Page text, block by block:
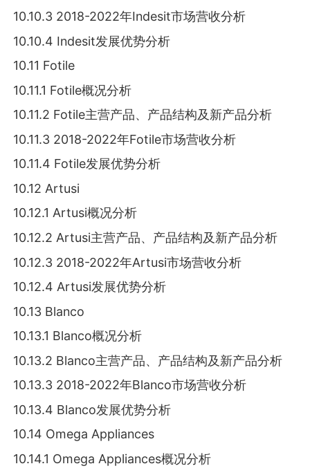
10.10.3 2018-2022年Indesit市场营收分析
10.10.4 Indesit发展优势分析
10.11 Fotile
10.11.1 Fotile概况分析
10.11.2 Fotile主营产品、产品结构及新产品分析
10.11.3 2018-2022年Fotile市场营收分析
10.11.4 Fotile发展优势分析
10.12 Artusi
10.12.1 Artusi概况分析
10.12.2 Artusi主营产品、产品结构及新产品分析
10.12.3 2018-2022年Artusi市场营收分析
10.12.4 Artusi发展优势分析
10.13 Blanco
10.13.1 Blanco概况分析
10.13.2 Blanco主营产品、产品结构及新产品分析
10.13.3 2018-2022年Blanco市场营收分析
10.13.4 Blanco发展优势分析
10.14 Omega Appliances
10.14.1 Omega Appliances概况分析